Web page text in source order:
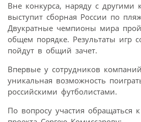
Вне конкурса, наряду с другими
выступит сборная России по
Двукратные чемпионы мира
общем порядке. Результаты игр
пойдут в общий зачет.
Впервые у сотрудников
уникальная возможность
российскими футболистами.
По вопросу участия обращаться